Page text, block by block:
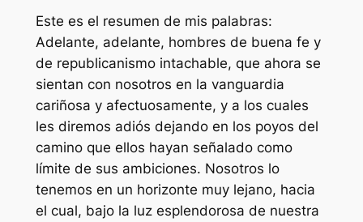
Este es el resumen de mis palabras:
Adelante, adelante, hombres de buena fe y
de republicanismo intachable, que ahora se
sientan con nosotros en la vanguardia
cariñosa y afectuosamente, y a los cuales
les diremos adiós dejando en los poyos del
camino que ellos hayan señalado como
límite de sus ambiciones. Nosotros lo
tenemos en un horizonte muy lejano, hacia
el cual, bajo la luz esplendorosa de nuestra